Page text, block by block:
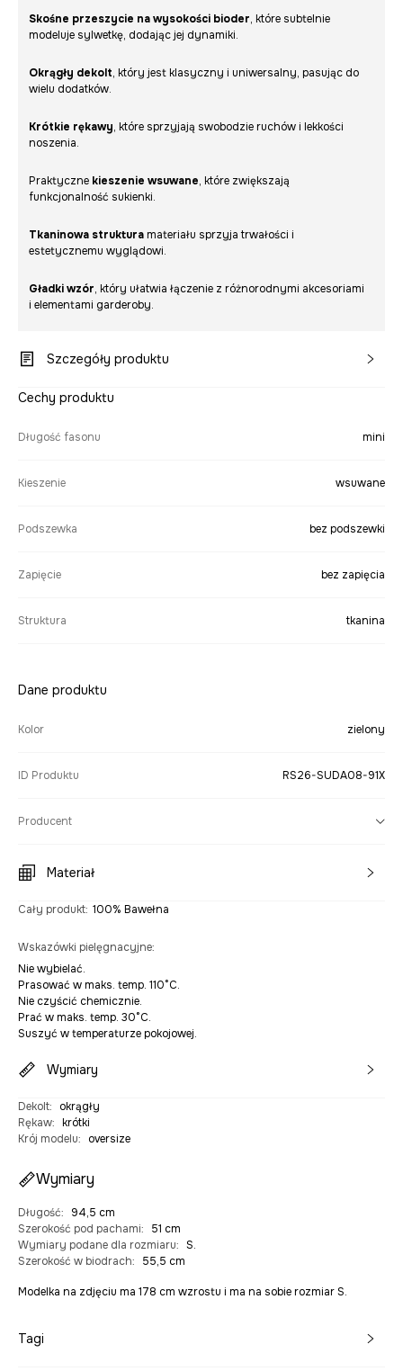
Skośne przeszycie na wysokości bioder, które subtelnie
modeluje sylwetkę, dodając jej dynamiki.
Okrągły dekolt, który jest klasyczny i uniwersalny, pasując do
wielu dodatków.
Krótkie rękawy, które sprzyjają swobodzie ruchów i lekkości
noszenia.
Praktyczne kieszenie wsuwane, które zwiększają
funkcjonalność sukienki.
Tkaninowa struktura materiału sprzyja trwałości i
estetycznemu wyglądowi.
Gładki wzór, który ułatwia łączenie z różnorodnymi akcesoriami
i elementami garderoby.
Szczegóły produktu
Cechy produktu
Długość fasonu mini
Kieszenie wsuwane
Podszewka bez podszewki
Zapięcie bez zapięcia
Struktura tkanina
Dane produktu
Kolor zielony
ID Produktu RS26-SUDA08-91X
Producent
Materiał
Cały produkt: 100% Bawełna
Wskazówki pielęgnacyjne:
Nie wybielać.
Prasować w maks. temp. 110°C.
Nie czyścić chemicznie.
Prać w maks. temp. 30°C.
Suszyć w temperaturze pokojowej.
Wymiary
Dekolt:
okrągły
Rękaw: krótki
Krój modelu: oversize
Wymiary
Długość:
94,5 cm
Szerokość pod pachami:
51 cm
Wymiary podane dla rozmiaru: S.
Szerokość w biodrach: 55,5 cm
Modelka na zdjęciu ma 178 cm wzrostu i ma na sobie rozmiar S.
Tagi